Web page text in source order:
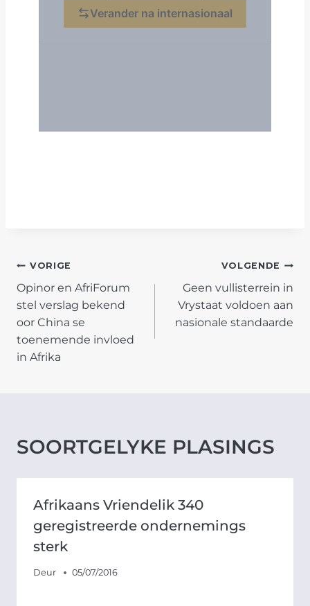
POST
NAVIGATION
VORIGE
Opinor en AfriForum
stel verslag bekend
oor China se
toenemende invloed
in Afrika
VOLGENDE
Geen vullisterrein in
Vrystaat voldoen aan
nasionale standaarde
SOORTGELYKE PLASINGS
Afrikaans Vriendelik 340
geregistreerde ondernemings
sterk
Deur 05/07/2016